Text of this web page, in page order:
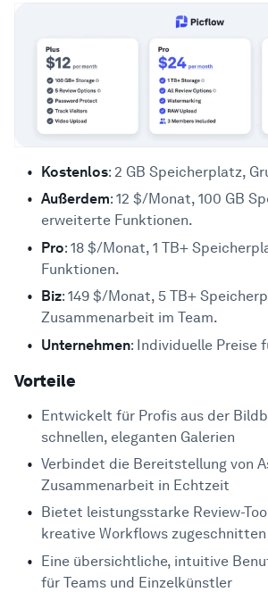
Kostenlos: 2 GB Speicherplatz,
Außerdem: 12 $/Monat, 100 GB
erweiterte Funktionen.
Pro: 18 $/Monat, 1 TB+
Funktionen.
Biz: 149 $/Monat, 5 TB+
Zusammenarbeit im Team.
Unternehmen: Individuelle Preise
Vorteile
Entwickelt für Profis aus der
schnellen, eleganten Galerien
Verbindet die Bereitstellung von
Zusammenarbeit in Echtzeit
Bietet leistungsstarke Review-
kreative Workflows zugeschnitten
Eine übersichtliche, intuitive
für Teams und Einzelkünstler